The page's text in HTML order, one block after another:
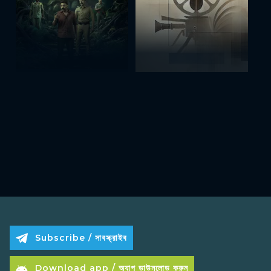
Subscribe / সাবস্ক্রাইব
Download app / অ্যাপ ডাউনলোড করুন